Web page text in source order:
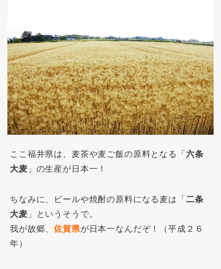
ここ福井県は、麦茶や麦ご飯の原料となる「 六条
大麦 」の生産が日本一！
ちなみに、ビールや焼酎の原料になる麦は「 二条
大麦 」というそうで。
我が故郷、佐賀県が日本一なんだぞ！（平成２６
年）